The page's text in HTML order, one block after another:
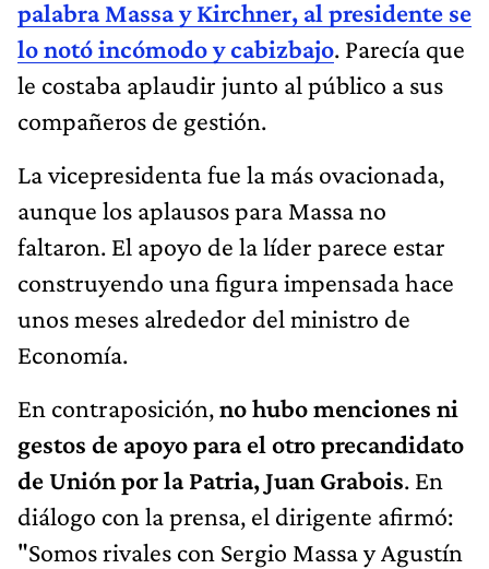
palabra Massa y Kirchner, al presidente se
lo notó incómodo y cabizbajo. Parecía que
le costaba aplaudir junto al público a sus
compañeros de gestión.
La vicepresidenta fue la más ovacionada,
aunque los aplausos para Massa no
faltaron. El apoyo de la líder parece estar
construyendo una figura impensada hace
unos meses alrededor del ministro de
Economía.
En contraposición,no hubo menciones ni
gestos de apoyo para el otro precandidato
de Unión por la Patria, Juan Grabois. En
diálogo con la prensa, el dirigente afirmó:
"Somos rivales con Sergio Massa y Agustín